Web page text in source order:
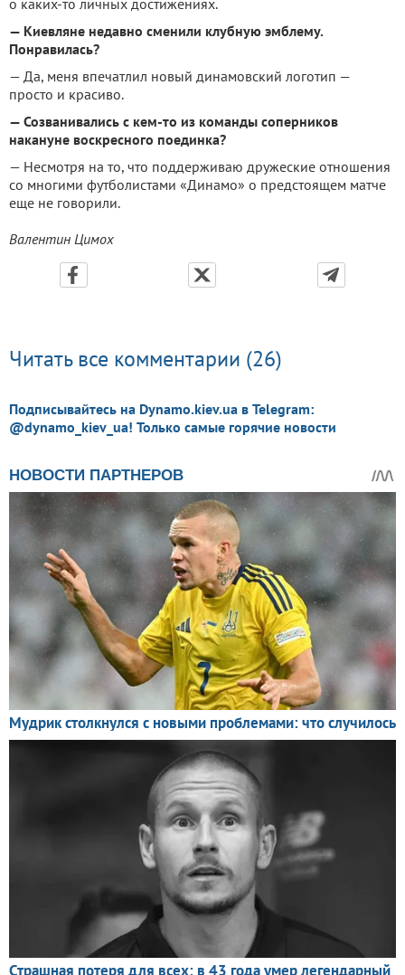
о каких-то личных достижениях.
— Киевляне недавно сменили клубную эмблему.
Понравилась?
— Да, меня впечатлил новый динамовский логотип —
просто и красиво.
— Созванивались с кем-то из команды соперников
накануне воскресного поединка?
— Несмотря на то, что поддерживаю дружеские отношения
со многими футболистами «Динамо» о предстоящем матче
еще не говорили.
Валентин Цимох
Читать все комментарии (26)
Подписывайтесь на Dynamo.kiev.ua в Telegram:
@dynamo_kiev_ua! Только самые горячие новости